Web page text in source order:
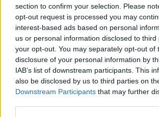
section to confirm your selection. Please
opt-out request is processed you may
interest-based ads based on personal
us or personal information disclosed to
your opt-out. You may separately opt-out of
disclosure of your personal information by
IAB’s list of downstream participants. This
also be disclosed by us to third parties on
Downstream Participants that may further
ΔΕΙΤΕ ΕΠΙΣΗΣ
ΣΤΗΝ ΙΔΙΑ ΚΑΤΗΓΟΡΙΑ
Γιατί τα
φέρνουν σε
τι λέει η
ΠΡΙΝ 10 ΏΡΕΣ
Από πού ξεκινά η